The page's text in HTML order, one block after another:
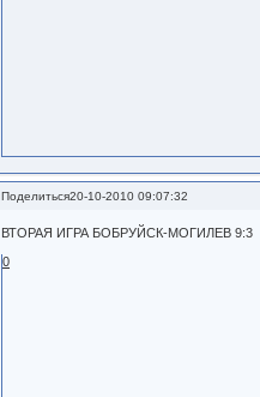
Поделиться20-10-2010 09:07:32
ВТОРАЯ ИГРА БОБРУЙСК-МОГИЛЕВ 9:3
0